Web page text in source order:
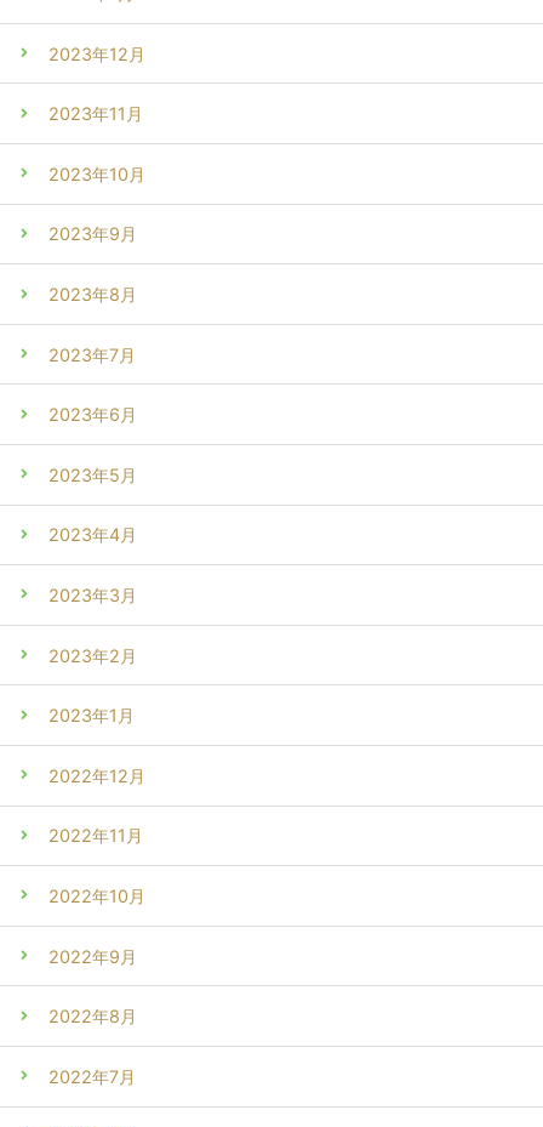
2023年12月
2023年11月
2023年10月
2023年9月
2023年8月
2023年7月
2023年6月
2023年5月
2023年4月
2023年3月
2023年2月
2023年1月
2022年12月
2022年11月
2022年10月
2022年9月
2022年8月
2022年7月